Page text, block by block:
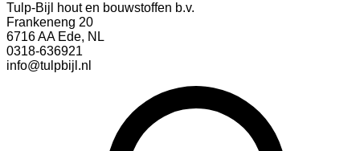
Tulp-Bijl hout en bouwstoffen b.v.
Frankeneng 20
6716 AA Ede, NL
0318-636921
info@tulpbijl.nl